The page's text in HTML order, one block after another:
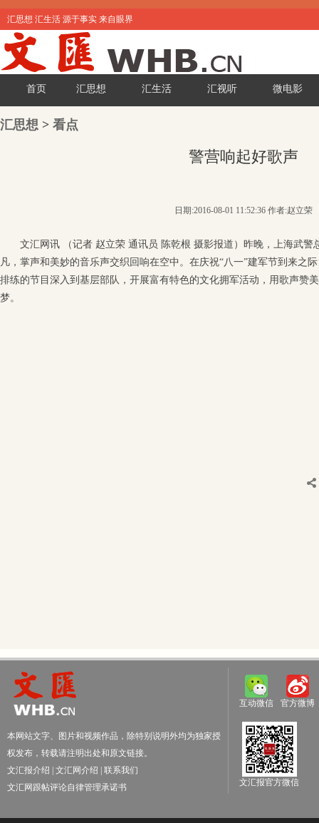
汇思想 汇生活 源于事实 来自眼界
首页 汇思想 汇生活 汇视听 微电影
汇思想 > 看点
警营响起好歌声
日期:2016-08-01 11:52:36 作者:赵立荣
文汇网讯 （记者 赵立荣 通讯员 陈乾根 摄影报道）昨晚，上海武警
凡，掌声和美妙的音乐声交织回响在空中。在庆祝“八一”建军节到来之
排练的节目深入到基层部队，开展富有特色的文化拥军活动，用歌声赞
梦。
本网站文字、图片和视频作品，除特别说明外均为独家授
权发布，转载请注明出处和原文链接。
文汇报介绍
文汇网介绍
联系我们
文汇网跟帖评论自律管理承诺书
互动微信 官方微博
文汇报官方微信